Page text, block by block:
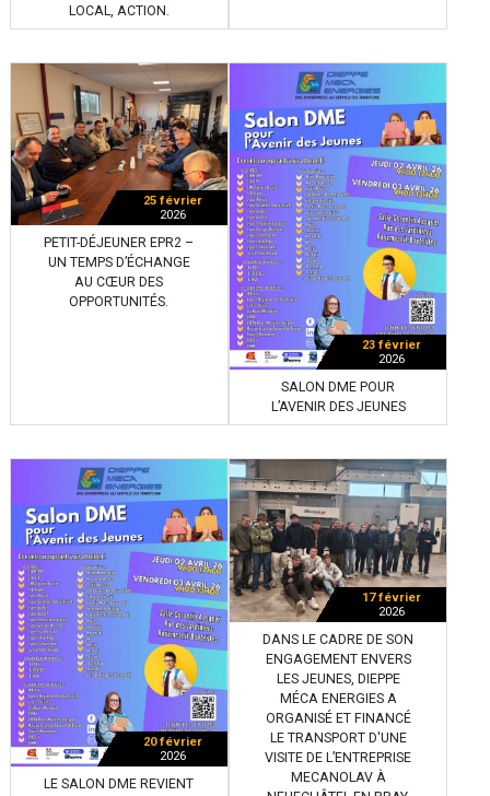
LOCAL, ACTION.
25 février
2026
PETIT-DÉJEUNER EPR2 –
UN TEMPS D’ÉCHANGE
AU CŒUR DES
OPPORTUNITÉS.
23 février
2026
SALON DME POUR
L’AVENIR DES JEUNES
20 février
2026
LE SALON DME REVIENT
17 février
2026
DANS LE CADRE DE SON
ENGAGEMENT ENVERS
LES JEUNES, DIEPPE
MÉCA ENERGIES A
ORGANISÉ ET FINANCÉ
LE TRANSPORT D'UNE
VISITE DE L’ENTREPRISE
MECANOLAV À